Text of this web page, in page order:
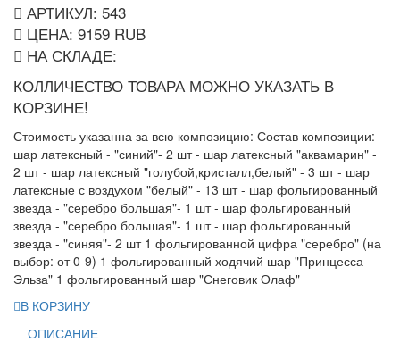
АРТИКУЛ: 543
ЦЕНА: 9159 RUB
НА СКЛАДЕ:
КОЛЛИЧЕСТВО ТОВАРА МОЖНО УКАЗАТЬ В
КОРЗИНЕ!
Стоимость указанна за всю композицию: Состав композиции: -
шар латексный - "синий"- 2 шт - шар латексный "аквамарин" -
2 шт - шар латексный "голубой,кристалл,белый" - 3 шт - шар
латексные с воздухом "белый" - 13 шт - шар фольгированный
звезда - "серебро большая"- 1 шт - шар фольгированный
звезда - "серебро большая"- 1 шт - шар фольгированный
звезда - "синяя"- 2 шт 1 фольгированной цифра "серебро" (на
выбор: от 0-9) 1 фольгированный ходячий шар "Принцесса
Эльза" 1 фольгированный шар "Снеговик Олаф"
В КОРЗИНУ
ОПИСАНИЕ